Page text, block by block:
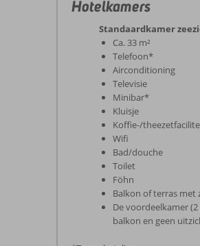
Hotelkamers
Standaardkamer
Ca. 33 m²
Telefoon*
Airconditioning
Televisie
Minibar*
Kluisje
Koffie-/
Wifi
Bad/douche
Toilet
Föhn
Balkon of terras met
De voordeelkamer
balkon en geen